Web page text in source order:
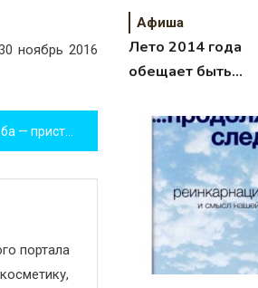
ноябрь 2016
Скандинавская ходьба — приступаем
портала
Афиша
Лето 2014 года
обещает быть